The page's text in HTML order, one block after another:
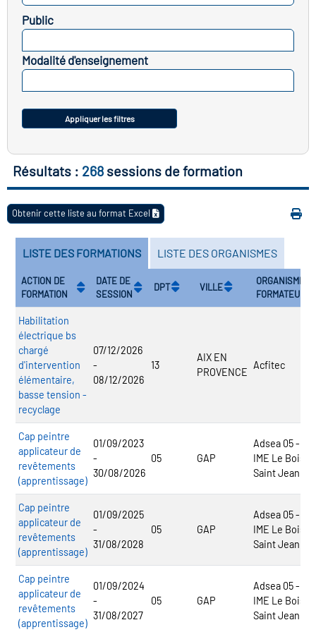
des transitions
de construction)
des secteurs(en
construction)
Public
Modalité d'enseignement
Appliquer les filtres
Résultats : 268 sessions de formation
Obtenir cette liste au format Excel
LISTE DES FORMATIONS LISTE DES ORGANISMES
ACTION DE
FORMATION
DATE DE
SESSION
DPT VILLE
ORGANISME
FORMATEUR
Habilitation
électrique bs
chargé
d'intervention
élémentaire,
basse tension -
recyclage
07/12/2026
-
08/12/2026
13
AIX EN
PROVENCE
Acfitec
Cap peintre
applicateur de
revêtements
(apprentissage)
01/09/2023
-
30/08/2026
05 GAP
Adsea 05 -
IME Le Bois
Saint Jean
Cap peintre
applicateur de
revêtements
(apprentissage)
01/09/2025
-
31/08/2028
05 GAP
Adsea 05 -
IME Le Bois
Saint Jean
Cap peintre
applicateur de
revêtements
(apprentissage)
01/09/2024
-
31/08/2027
05 GAP
Adsea 05 -
IME Le Bois
Saint Jean